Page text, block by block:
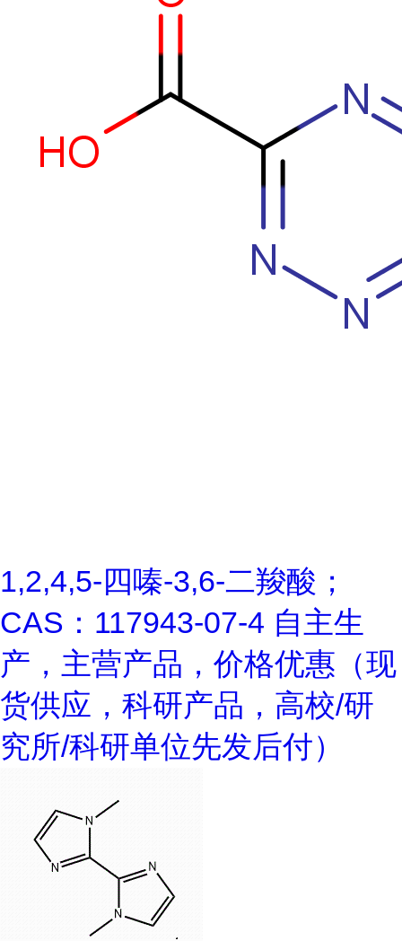
1,2,4,5-四嗪-3,6-二羧酸；
CAS：117943-07-4 自主生
产，主营产品，价格优惠（现
货供应，科研产品，高校/研
究所/科研单位先发后付）